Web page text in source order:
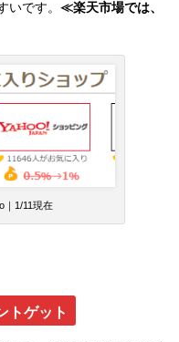
いです。 ≪楽天市場では、
｜1/11現在
トゲット